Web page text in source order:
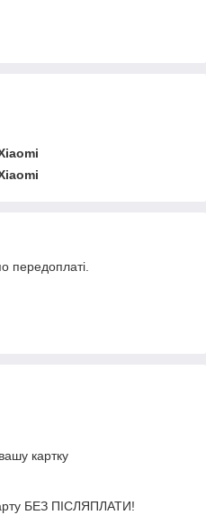
передоплаті.
картку
БЕЗ ПІСЛЯПЛАТИ!